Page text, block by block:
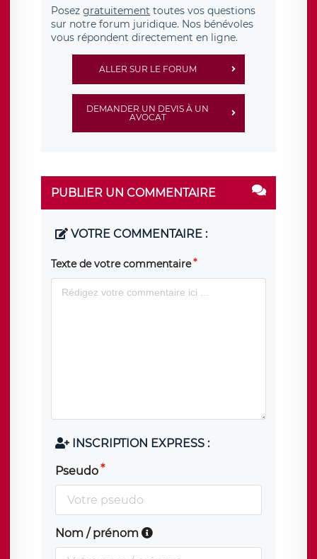
Posez gratuitement toutes vos questions
sur notre forum juridique. Nos bénévoles
vous répondent directement en ligne.
ALLER SUR LE FORUM
DEMANDER UN DEVIS À UN
AVOCAT
PUBLIER UN COMMENTAIRE
VOTRE COMMENTAIRE :
Texte de votre commentaire
INSCRIPTION EXPRESS :
Pseudo
Nom / prénom